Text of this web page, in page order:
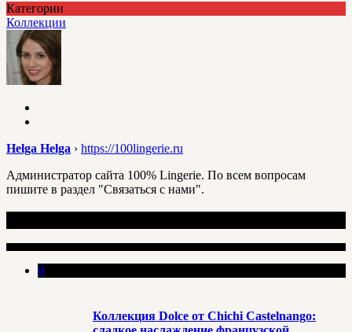
Категории
Коллекции
Helga Helga › https://100lingerie.ru
Администратор сайта 100% Lingerie. По всем вопросам
пишите в раздел "Связаться с нами".
0
Коллекция Dolce от Chichi Castelnango: